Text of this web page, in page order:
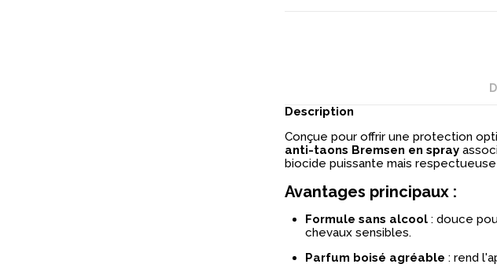
Description
Conçue pour offrir une protection
anti-taons Bremsen en spray
biocide puissante mais
Avantages principaux :
Formule sans alcool: douce
chevaux sensibles.
Parfum boisé agréable : rend